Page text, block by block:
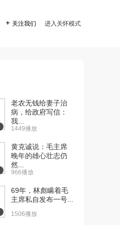
 关注我们 进入关怀模式
老农无钱给妻子治
病，给政府写信：
我...
1449播放
黄克诚说：毛主席
晚年的雄心壮志仍
然...
966播放
69年，林彪瞒着毛
主席私自发布一号...
1506播放